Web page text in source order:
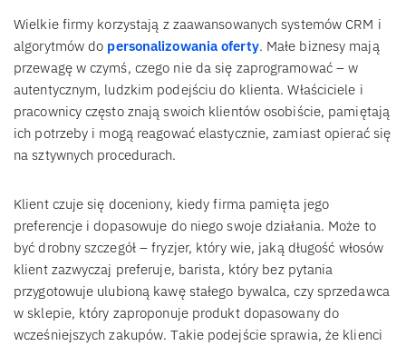
Wielkie firmy korzystają z zaawansowanych systemów CRM i
algorytmów do personalizowania oferty. Małe biznesy mają
przewagę w czymś, czego nie da się zaprogramować – w
autentycznym, ludzkim podejściu do klienta. Właściciele i
pracownicy często znają swoich klientów osobiście, pamiętają
ich potrzeby i mogą reagować elastycznie, zamiast opierać się
na sztywnych procedurach.
Klient czuje się doceniony, kiedy firma pamięta jego
preferencje i dopasowuje do niego swoje działania. Może to
być drobny szczegół – fryzjer, który wie, jaką długość włosów
klient zazwyczaj preferuje, barista, który bez pytania
przygotowuje ulubioną kawę stałego bywalca, czy sprzedawca
w sklepie, który zaproponuje produkt dopasowany do
wcześniejszych zakupów. Takie podejście sprawia, że klienci